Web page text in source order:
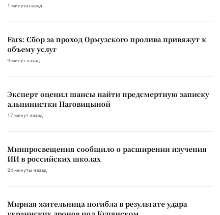
1 минута назад
Fars: Сбор за проход Ормузского пролива привяжут к
объему услуг
9 минут назад
Эксперт оценил шансы найти предсмертную записку
альпинистки Наговицыной
17 минут назад
Минпросвещения сообщило о расширении изучения
ИИ в российских школах
24 минуты назад
Мирная жительница погибла в результате удара